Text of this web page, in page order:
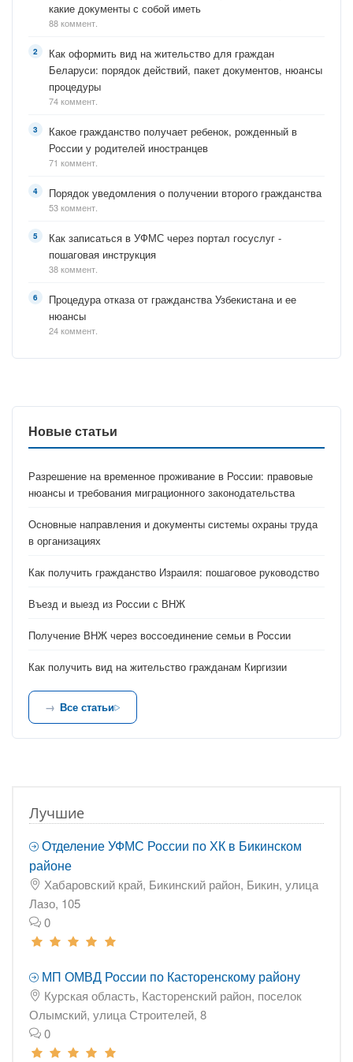
какие документы с собой иметь
88 коммент.
Как оформить вид на жительство для граждан
Беларуси: порядок действий, пакет документов, нюансы
процедуры
74 коммент.
Какое гражданство получает ребенок, рожденный в
России у родителей иностранцев
71 коммент.
Порядок уведомления о получении второго гражданства
53 коммент.
Как записаться в УФМС через портал госуслуг -
пошаговая инструкция
38 коммент.
Процедура отказа от гражданства Узбекистана и ее
нюансы
24 коммент.
Новые статьи
Разрешение на временное проживание в России: правовые
нюансы и требования миграционного законодательства
Основные направления и документы системы охраны труда
в организациях
Как получить гражданство Израиля: пошаговое руководство
Въезд и выезд из России с ВНЖ
Получение ВНЖ через воссоединение семьи в России
Как получить вид на жительство гражданам Киргизии
Все статьи
Лучшие
Отделение УФМС России по ХК в Бикинском
районе
Хабаровский край, Бикинский район, Бикин, улица
Лазо, 105
0
МП ОМВД России по Касторенскому району
Курская область, Касторенский район, поселок
Олымский, улица Строителей, 8
0